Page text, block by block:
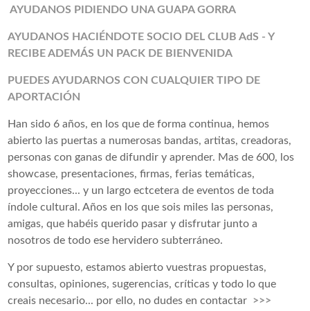
AYUDANOS PIDIENDO UNA GUAPA GORRA
AYUDANOS HACIÉNDOTE SOCIO DEL CLUB AdS - Y
RECIBE ADEMÁS UN PACK DE BIENVENIDA
PUEDES AYUDARNOS CON CUALQUIER TIPO DE
APORTACIÓN
Han sido 6 años, en los que de forma continua, hemos
abierto las puertas a numerosas bandas, artitas, creadoras,
personas con ganas de difundir y aprender. Mas de 600, los
showcase, presentaciones, firmas, ferias temáticas,
proyecciones... y un largo ectcetera de eventos de toda
índole cultural. Años en los que sois miles las personas,
amigas, que habéis querido pasar y disfrutar junto a
nosotros de todo ese hervidero subterráneo.
Y por supuesto, estamos abierto vuestras propuestas,
consultas, opiniones, sugerencias, críticas y todo lo que
creais necesario... por ello, no dudes en contactar >>>